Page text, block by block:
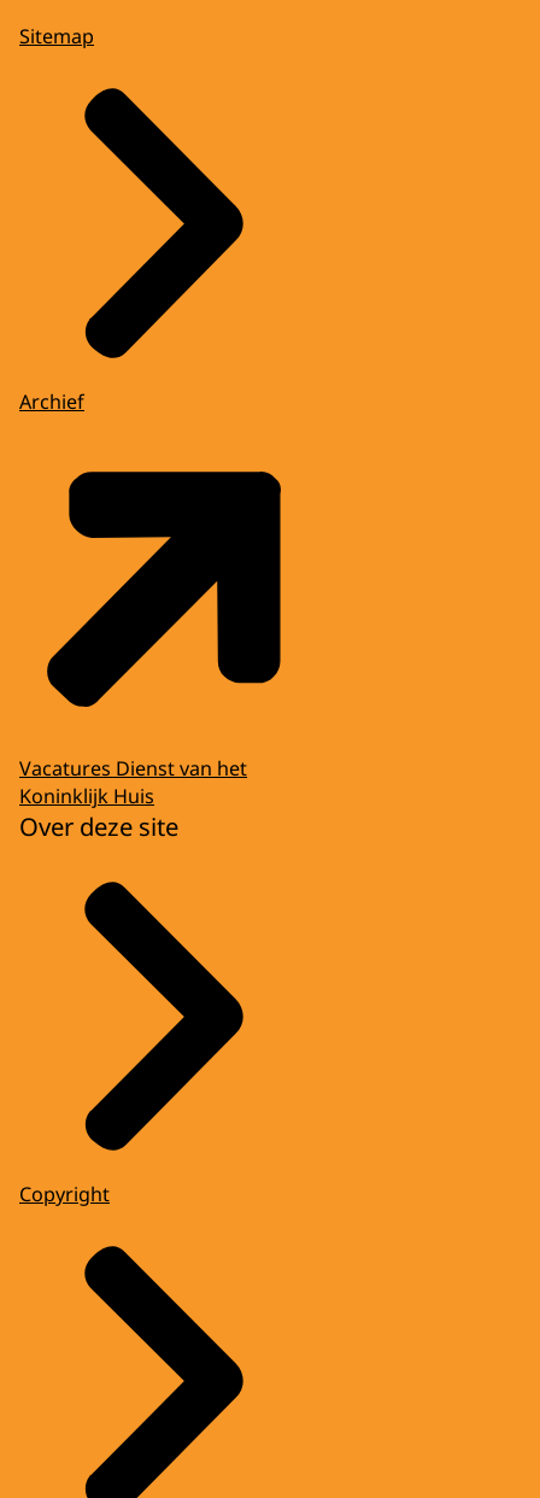
Sitemap
Archief
Vacatures Dienst van het
Koninklijk Huis
Over deze site
Copyright